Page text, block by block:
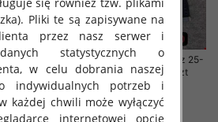
25-
szt
Spodnie damskie jeansy Roz 25-
30, 1 Kolor Paczka 10 szt
57.00 zł
szczegóły
Pliki te są zapisywane na
przez nasz serwer i
statystycznych o
w celu dobrania naszej
indywidualnych potrzeb i
każdej chwili może wyłączyć
internetowej opcję